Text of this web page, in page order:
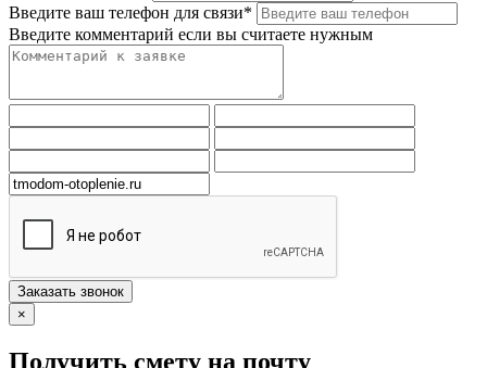
Введите ваш телефон для связи*
Введите комментарий если вы считаете нужным
Заказать звонок
×
Получить смету на почту